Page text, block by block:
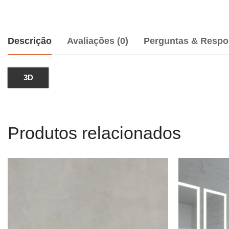
Descrição Avaliações (0) Perguntas &
3D
Produtos relacionados